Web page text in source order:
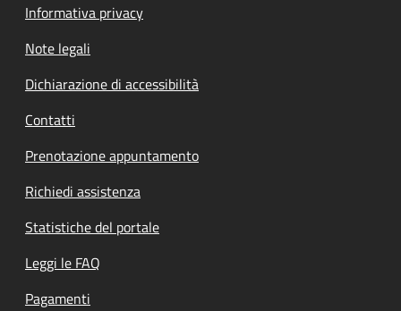
Informativa privacy
Note legali
Dichiarazione di accessibilità
Contatti
Prenotazione appuntamento
Richiedi assistenza
Statistiche del portale
Leggi le FAQ
Pagamenti